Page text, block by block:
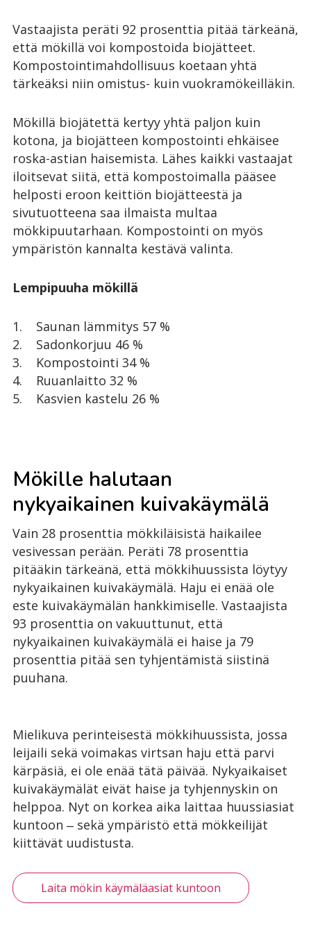
Vastaajista peräti 92 prosenttia pitää tärkeänä,
että mökillä voi kompostoida biojätteet.
Kompostointimahdollisuus koetaan yhtä
tärkeäksi niin omistus- kuin vuokramökeilläkin.
Mökillä biojätettä kertyy yhtä paljon kuin
kotona, ja biojätteen kompostointi ehkäisee
roska-astian haisemista. Lähes kaikki vastaajat
iloitsevat siitä, että kompostoimalla pääsee
helposti eroon keittiön biojätteestä ja
sivutuotteena saa ilmaista multaa
mökkipuutarhaan. Kompostointi on myös
ympäristön kannalta kestävä valinta.
Lempipuuha mökillä
1. Saunan lämmitys 57 %
2. Sadonkorjuu 46 %
3. Kompostointi 34 %
4. Ruuanlaitto 32 %
5. Kasvien kastelu 26 %
Mökille halutaan
nykyaikainen kuivakäymälä
Vain 28 prosenttia mökkiläisistä haikailee
vesivessan perään. Peräti 78 prosenttia
pitääkin tärkeänä, että mökkihuussista löytyy
nykyaikainen kuivakäymälä. Haju ei enää ole
este kuivakäymälän hankkimiselle. Vastaajista
93 prosenttia on vakuuttunut, että
nykyaikainen kuivakäymälä ei haise ja 79
prosenttia pitää sen tyhjentämistä siistinä
puuhana.
Mielikuva perinteisestä mökkihuussista, jossa
leijaili sekä voimakas virtsan haju että parvi
kärpäsiä, ei ole enää tätä päivää. Nykyaikaiset
kuivakäymälät eivät haise ja tyhjennyskin on
helppoa. Nyt on korkea aika laittaa huussiasiat
kuntoon ‒ sekä ympäristö että mökkeilijät
kiittävät uudistusta.
Laita mökin käymäläasiat kuntoon